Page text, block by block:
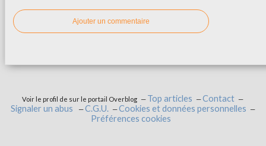
Ajouter un commentaire
Voir le profil de sur le portail Overblog Top articles
Contact
Signaler un abus
C.G.U.
Cookies et données personnelles
Préférences cookies